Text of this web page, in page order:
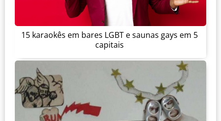
15 karaokês em bares LGBT e saunas gays em 5
capitais